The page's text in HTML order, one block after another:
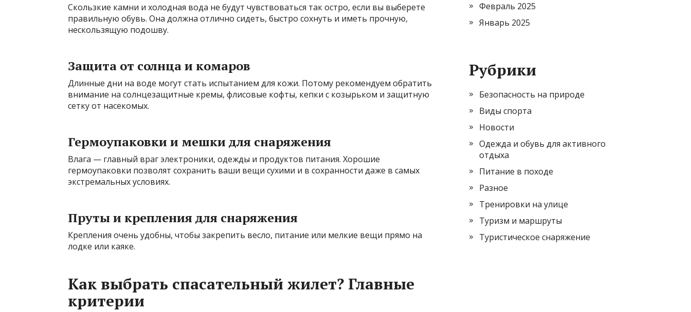
Скользкие камни и холодная вода не будут чувствоваться так остро, если вы выберете
правильную обувь. Она должна отлично сидеть, быстро сохнуть и иметь прочную,
нескользящую подошву.
Защита от солнца и комаров
Длинные дни на воде могут стать испытанием для кожи. Потому рекомендуем обратить
внимание на солнцезащитные кремы, флисовые кофты, кепки с козырьком и защитную
сетку от насекомых.
Гермоупаковки и мешки для снаряжения
Влага — главный враг электроники, одежды и продуктов питания. Хорошие
гермоупаковки позволят сохранить ваши вещи сухими и в сохранности даже в самых
экстремальных условиях.
Пруты и крепления для снаряжения
Крепления очень удобны, чтобы закрепить весло, питание или мелкие вещи прямо на
лодке или каяке.
Как выбрать спасательный жилет? Главные
критерии
Февраль 2025
Январь 2025
Рубрики
Безопасность на природе
Виды спорта
Новости
Одежда и обувь для активного
отдыха
Питание в походе
Разное
Тренировки на улице
Туризм и маршруты
Туристическое снаряжение